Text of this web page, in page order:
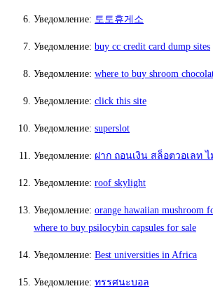
Уведомление: 토토휴게소
Уведомление: buy cc credit card dump sites
Уведомление: where to buy shroom
Уведомление: click this site
Уведомление: superslot
Уведомление: ฝาก ถอนเงิน สล็อตวอเลท
Уведомление: roof skylight
Уведомление: orange hawaiian mushroom
where to buy psilocybin capsules for sale
Уведомление: Best universities in Africa
Уведомление: ทรรศนะบอล